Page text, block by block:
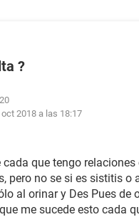
?
oct 2018 a las 18:17
que tengo
pero no se si es sistitis o
al orinar y Des Pues de
me sucede esto cada